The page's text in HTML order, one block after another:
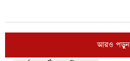
আরও পড়ুন